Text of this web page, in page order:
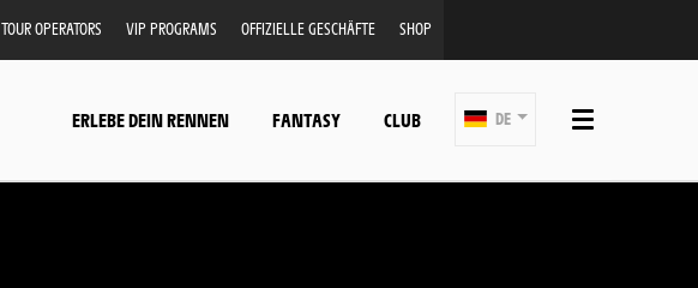
TOUR OPERATORS VIP PROGRAMS OFFIZIELLE GESCHÄFTE SHOP
ERLEBE DEIN RENNEN FANTASY CLUB DE